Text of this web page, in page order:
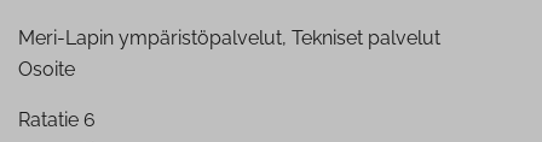
Meri-Lapin ympäristöpalvelut, Tekniset palvelut
Osoite
Ratatie 6